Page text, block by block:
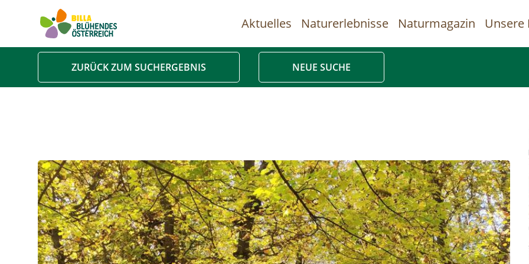
Hauptnavigation
Aktuelles Naturerlebnisse Naturmagazin Unsere
ZURÜCK ZUM SUCHERGEBNIS NEUE SUCHE